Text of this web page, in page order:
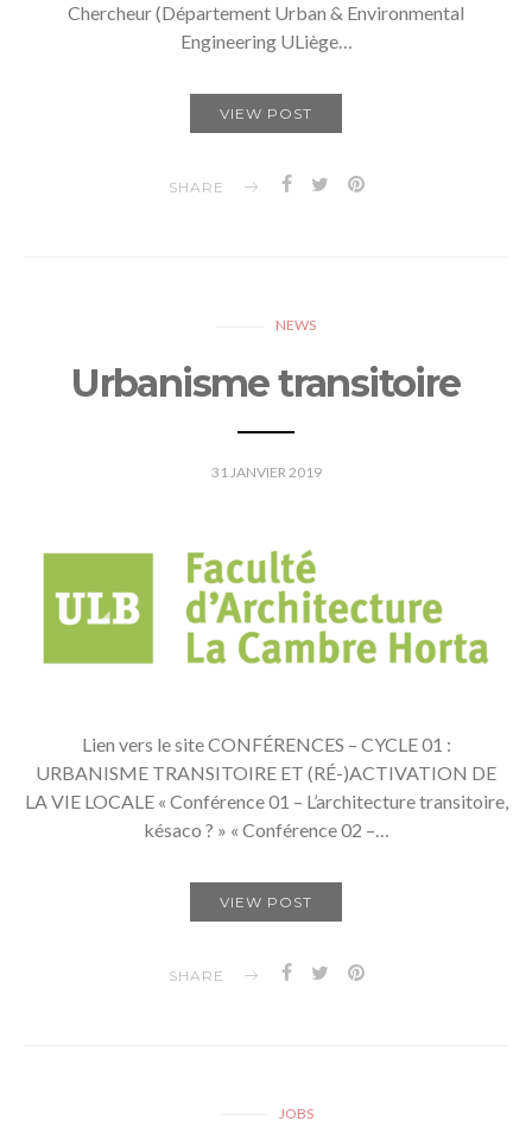
Chercheur (Département Urban & Environmental
Engineering ULiège…
VIEW POST
SHARE
NEWS
Urbanisme transitoire
31 JANVIER 2019
Lien vers le site CONFÉRENCES – CYCLE 01 :
URBANISME TRANSITOIRE ET (RÉ-)ACTIVATION DE
LA VIE LOCALE « Conférence 01 – L’architecture transitoire,
késaco ? » « Conférence 02 –…
VIEW POST
SHARE
JOBS